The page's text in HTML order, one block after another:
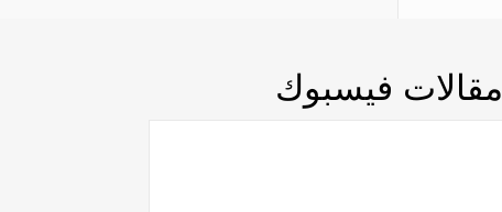
مقالات فيسبوك